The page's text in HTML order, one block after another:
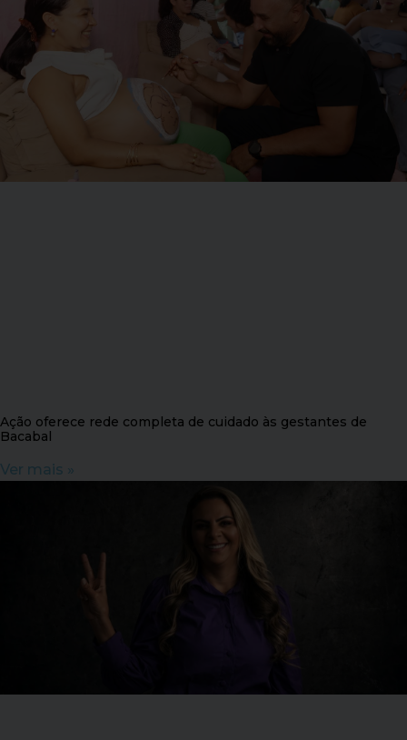
Ação oferece rede completa de cuidado às gestantes de
Bacabal
Ver mais »